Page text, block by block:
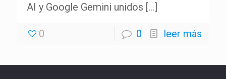
AI y Google Gemini unidos […]
0 0 leer más